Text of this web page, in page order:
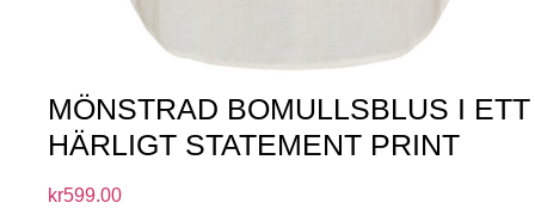
MÖNSTRAD BOMULLSBLUS I ETT
HÄRLIGT STATEMENT PRINT
kr599.00